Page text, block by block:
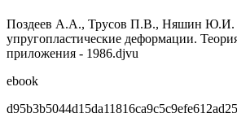
Поздеев А.А., Трусов П.В., Няшин Ю.И.
упругопластические деформации.
приложения - 1986.djvu
ebook